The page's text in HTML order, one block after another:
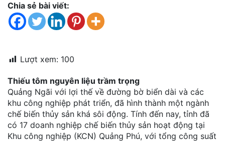
Hướng
dẫn
lắp
Quy
Blog
chia
sẻ
Liên
Chia sẻ bài viết:
Lượt xem: 100
Thiếu tôm nguyên liệu trầm trọng
Quảng Ngãi với lợi thế về đường bờ biển dài và các
khu công nghiệp phát triển, đã hình thành một ngành
chế biến thủy sản khá sôi động. Tính đến nay, tỉnh đã
có 17 doanh nghiệp chế biến thủy sản hoạt động tại
Khu công nghiệp (KCN) Quảng Phú, với tổng công suất